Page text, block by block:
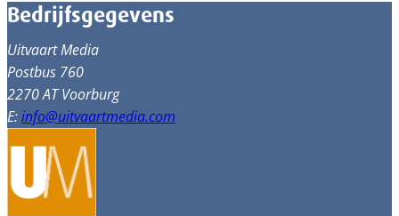
Bedrijfsgegevens
Uitvaart Media
Postbus 760
2270 AT Voorburg
E:info@uitvaartmedia.com